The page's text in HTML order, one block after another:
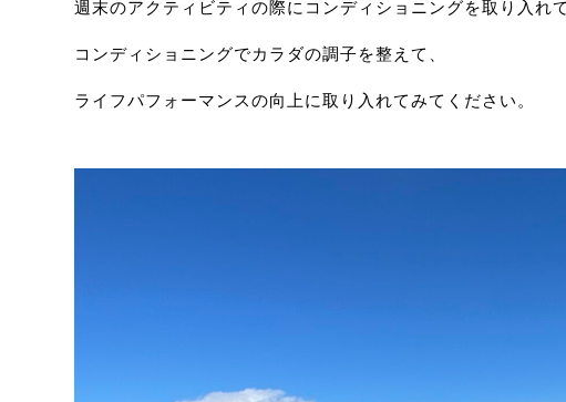
週末のアクティビティの際にコンディショニングを取り入れて
コンディショニングでカラダの調子を整えて、
ライフパフォーマンスの向上に取り入れてみてください。